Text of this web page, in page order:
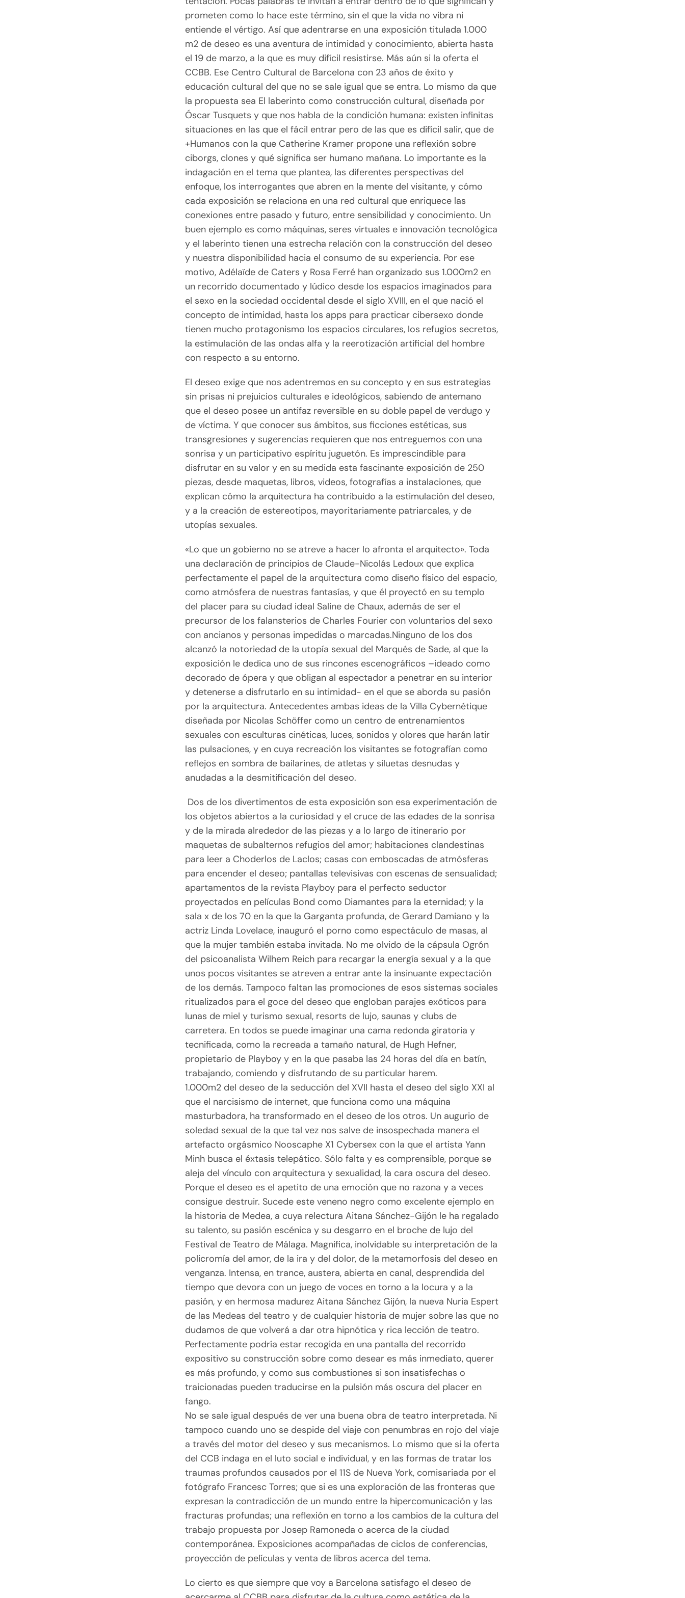
prometen como lo hace este término, sin el que la vida no vibra ni
entiende el vértigo. Así que adentrarse en una exposición titulada 1.000
m2 de deseo es una aventura de intimidad y conocimiento, abierta hasta
el 19 de marzo, a la que es muy difícil resistirse. Más aún si la oferta el
CCBB. Ese Centro Cultural de Barcelona con 23 años de éxito y
educación cultural del que no se sale igual que se entra. Lo mismo da que
la propuesta sea El laberinto como construcción cultural, diseñada por
Óscar Tusquets y que nos habla de la condición humana: existen infinitas
situaciones en las que el fácil entrar pero de las que es difícil salir, que de
+Humanos con la que Catherine Kramer propone una reflexión sobre
ciborgs, clones y qué significa ser humano mañana. Lo importante es la
indagación en el tema que plantea, las diferentes perspectivas del
enfoque, los interrogantes que abren en la mente del visitante, y cómo
cada exposición se relaciona en una red cultural que enriquece las
conexiones entre pasado y futuro, entre sensibilidad y conocimiento. Un
buen ejemplo es como máquinas, seres virtuales e innovación tecnológica
y el laberinto tienen una estrecha relación con la construcción del deseo
y nuestra disponibilidad hacia el consumo de su experiencia. Por ese
motivo, Adélaïde de Caters y Rosa Ferré han organizado sus 1.000m2 en
un recorrido documentado y lúdico desde los espacios imaginados para
el sexo en la sociedad occidental desde el siglo XVIII, en el que nació el
concepto de intimidad, hasta los apps para practicar cibersexo donde
tienen mucho protagonismo los espacios circulares, los refugios secretos,
la estimulación de las ondas alfa y la reerotización artificial del hombre
con respecto a su entorno.
El deseo exige que nos adentremos en su concepto y en sus estrategias
sin prisas ni prejuicios culturales e ideológicos, sabiendo de antemano
que el deseo posee un antifaz reversible en su doble papel de verdugo y
de víctima. Y que conocer sus ámbitos, sus ficciones estéticas, sus
transgresiones y sugerencias requieren que nos entreguemos con una
sonrisa y un participativo espíritu juguetón. Es imprescindible para
disfrutar en su valor y en su medida esta fascinante exposición de 250
piezas, desde maquetas, libros, videos, fotografías a instalaciones, que
explican cómo la arquitectura ha contribuido a la estimulación del deseo,
y a la creación de estereotipos, mayoritariamente patriarcales, y de
utopías sexuales.
«Lo que un gobierno no se atreve a hacer lo afronta el arquitecto». Toda
una declaración de principios de Claude-Nicolás Ledoux que explica
perfectamente el papel de la arquitectura como diseño físico del espacio,
como atmósfera de nuestras fantasías, y que él proyectó en su templo
del placer para su ciudad ideal Saline de Chaux, además de ser el
precursor de los falansterios de Charles Fourier con voluntarios del sexo
con ancianos y personas impedidas o marcadas.Ninguno de los dos
alcanzó la notoriedad de la utopía sexual del Marqués de Sade, al que la
exposición le dedica uno de sus rincones escenográficos –ideado como
decorado de ópera y que obligan al espectador a penetrar en su interior
y detenerse a disfrutarlo en su intimidad- en el que se aborda su pasión
por la arquitectura. Antecedentes ambas ideas de la Villa Cybernétique
diseñada por Nicolas Schöffer como un centro de entrenamientos
sexuales con esculturas cinéticas, luces, sonidos y olores que harán latir
las pulsaciones, y en cuya recreación los visitantes se fotografían como
reflejos en sombra de bailarines, de atletas y siluetas desnudas y
anudadas a la desmitificación del deseo.
Dos de los divertimentos de esta exposición son esa experimentación de
los objetos abiertos a la curiosidad y el cruce de las edades de la sonrisa
y de la mirada alrededor de las piezas y a lo largo de itinerario por
maquetas de subalternos refugios del amor; habitaciones clandestinas
para leer a Choderlos de Laclos; casas con emboscadas de atmósferas
para encender el deseo; pantallas televisivas con escenas de sensualidad;
apartamentos de la revista Playboy para el perfecto seductor
proyectados en películas Bond como Diamantes para la eternidad; y la
sala x de los 70 en la que la Garganta profunda, de Gerard Damiano y la
actriz Linda Lovelace, inauguró el porno como espectáculo de masas, al
que la mujer también estaba invitada. No me olvido de la cápsula Ogrón
del psicoanalista Wilhem Reich para recargar la energía sexual y a la que
unos pocos visitantes se atreven a entrar ante la insinuante expectación
de los demás. Tampoco faltan las promociones de esos sistemas sociales
ritualizados para el goce del deseo que engloban parajes exóticos para
lunas de miel y turismo sexual, resorts de lujo, saunas y clubs de
carretera. En todos se puede imaginar una cama redonda giratoria y
tecnificada, como la recreada a tamaño natural, de Hugh Hefner,
propietario de Playboy y en la que pasaba las 24 horas del día en batín,
trabajando, comiendo y disfrutando de su particular harem.
1.000m2 del deseo de la seducción del XVII hasta el deseo del siglo XXI al
que el narcisismo de internet, que funciona como una máquina
masturbadora, ha transformado en el deseo de los otros. Un augurio de
soledad sexual de la que tal vez nos salve de insospechada manera el
artefacto orgásmico Nooscaphe X1 Cybersex con la que el artista Yann
Minh busca el éxtasis telepático. Sólo falta y es comprensible, porque se
aleja del vínculo con arquitectura y sexualidad, la cara oscura del deseo.
Porque el deseo es el apetito de una emoción que no razona y a veces
consigue destruir. Sucede este veneno negro como excelente ejemplo en
la historia de Medea, a cuya relectura Aitana Sánchez-Gijón le ha regalado
su talento, su pasión escénica y su desgarro en el broche de lujo del
Festival de Teatro de Málaga. Magnifica, inolvidable su interpretación de la
policromía del amor, de la ira y del dolor, de la metamorfosis del deseo en
venganza. Intensa, en trance, austera, abierta en canal, desprendida del
tiempo que devora con un juego de voces en torno a la locura y a la
pasión, y en hermosa madurez Aitana Sánchez Gijón, la nueva Nuria Espert
de las Medeas del teatro y de cualquier historia de mujer sobre las que no
dudamos de que volverá a dar otra hipnótica y rica lección de teatro.
Perfectamente podría estar recogida en una pantalla del recorrido
expositivo su construcción sobre como desear es más inmediato, querer
es más profundo, y como sus combustiones si son insatisfechas o
traicionadas pueden traducirse en la pulsión más oscura del placer en
fango.
No se sale igual después de ver una buena obra de teatro interpretada. Ni
tampoco cuando uno se despide del viaje con penumbras en rojo del viaje
a través del motor del deseo y sus mecanismos. Lo mismo que si la oferta
del CCB indaga en el luto social e individual, y en las formas de tratar los
traumas profundos causados por el 11S de Nueva York, comisariada por el
fotógrafo Francesc Torres; que si es una exploración de las fronteras que
expresan la contradicción de un mundo entre la hipercomunicación y las
fracturas profundas; una reflexión en torno a los cambios de la cultura del
trabajo propuesta por Josep Ramoneda o acerca de la ciudad
contemporánea. Exposiciones acompañadas de ciclos de conferencias,
proyección de películas y venta de libros acerca del tema.
Lo cierto es que siempre que voy a Barcelona satisfago el deseo de